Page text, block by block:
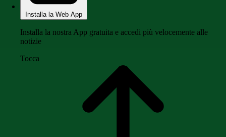
Installa la Web App
Installa la nostra App gratuita e accedi più velocemente alle
notizie
Tocca